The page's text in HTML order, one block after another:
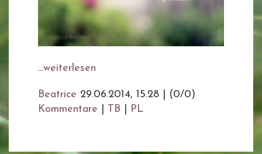
...weiterlesen
Beatrice 29.06.2014, 15.28
(0/0)
Kommentare
TB PL